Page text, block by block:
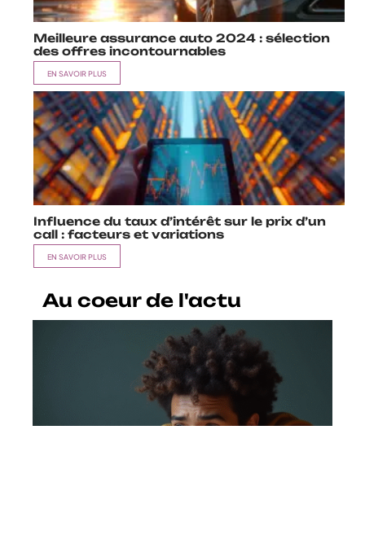
Meilleure assurance auto 2024 : sélection
des offres incontournables
EN SAVOIR PLUS
Influence du taux d’intérêt sur le prix d’un
call : facteurs et variations
EN SAVOIR PLUS
Au coeur de l'actu
Ce que révèle Reddit sur la